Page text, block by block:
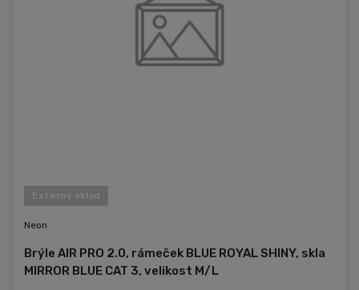
Externý sklad
Neon
Brýle AIR PRO 2.0, rámeček BLUE ROYAL SHINY, skla
MIRROR BLUE CAT 3, velikost M/L